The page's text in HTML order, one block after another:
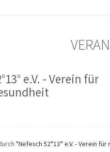
e.V. - Verein für
"Nefesch 52°13° e.V. - Verein